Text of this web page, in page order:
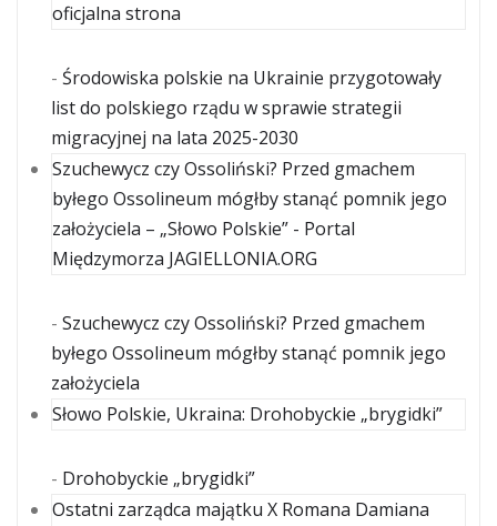
oficjalna strona
- Środowiska polskie na Ukrainie przygotowały
list do polskiego rządu w sprawie strategii
migracyjnej na lata 2025-2030
Szuchewycz czy Ossoliński? Przed gmachem
byłego Ossolineum mógłby stanąć pomnik jego
założyciela – „Słowo Polskie” - Portal
Międzymorza JAGIELLONIA.ORG
- Szuchewycz czy Ossoliński? Przed gmachem
byłego Ossolineum mógłby stanąć pomnik jego
założyciela
Słowo Polskie, Ukraina: Drohobyckie „brygidki”
- Drohobyckie „brygidki”
Ostatni zarządca majątku X Romana Damiana